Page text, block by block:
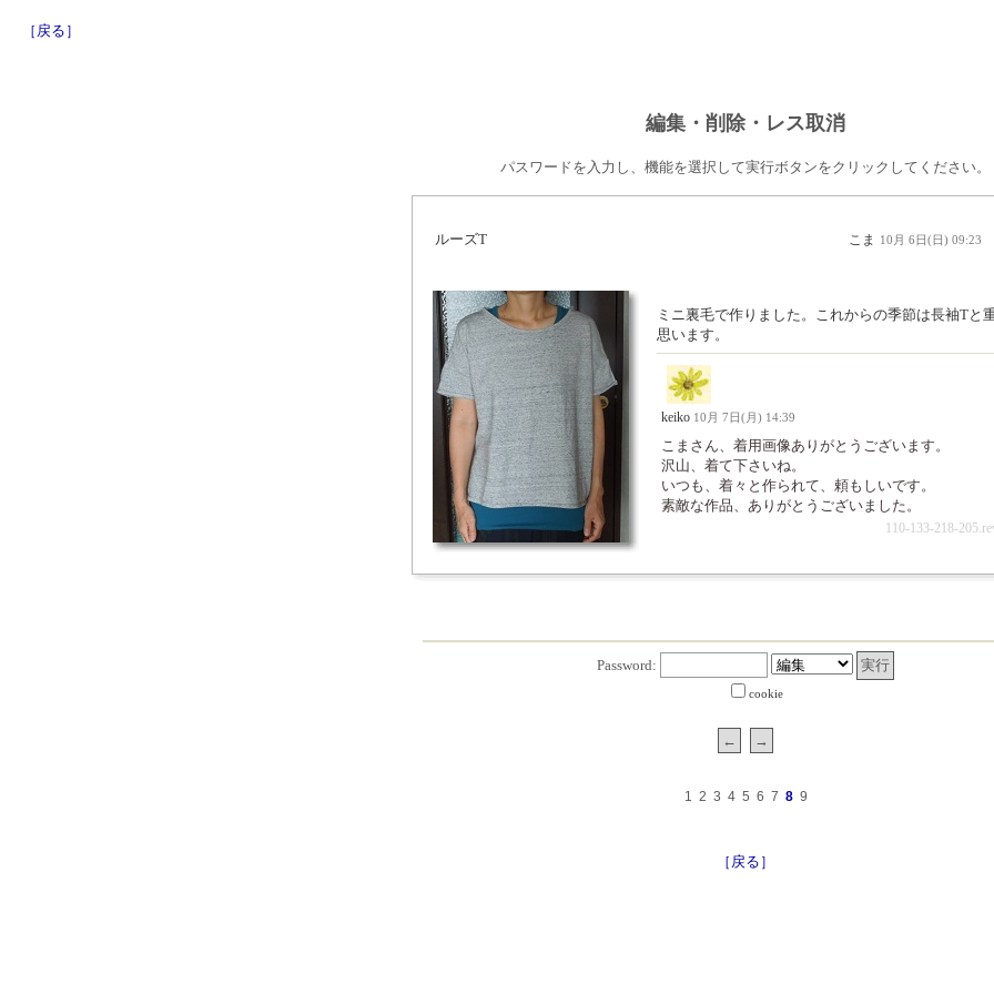
［戻る］
編集・削除・レス取消
パスワードを入力し、機能を選択して実行ボタンをクリックしてください。
ルーズT こま 10月 6日(日) 09:23
ミニ裏毛で作りました。これからの季節は長袖Tと
思います。
keiko 10月 7日(月) 14:39
こまさん、着用画像ありがとうございます。
沢山、着て下さいね。
いつも、着々と作られて、頼もしいです。
素敵な作品、ありがとうございました。
110-133-218-
Password:
cookie
1 2 3 4 5 6 7 8 9
［戻る］